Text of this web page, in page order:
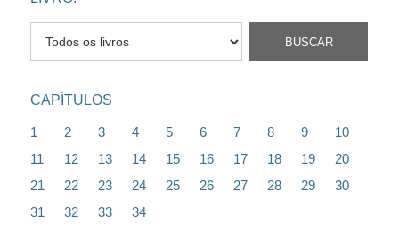
CAPÍTULOS
1 2 3 4 5 6 7 8 9
10
11
12 13 14 15 16 17 18 19
20
21
22 23 24 25 26 27 28 29
30
31
32 33 34